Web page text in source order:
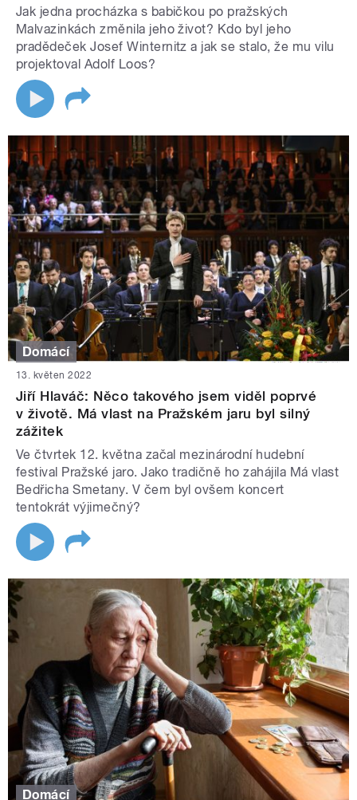
Jak jedna procházka s babičkou po pražských
Malvazinkách změnila jeho život? Kdo byl jeho
pradědeček Josef Winternitz a jak se stalo, že mu vilu
projektoval Adolf Loos?
Domácí
13. květen 2022
Jiří Hlaváč: Něco takového jsem viděl poprvé
v životě. Má vlast na Pražském jaru byl silný
zážitek
Ve čtvrtek 12. května začal mezinárodní hudební
festival Pražské jaro. Jako tradičně ho zahájila Má vlast
Bedřicha Smetany. V čem byl ovšem koncert
tentokrát výjimečný?
Domácí